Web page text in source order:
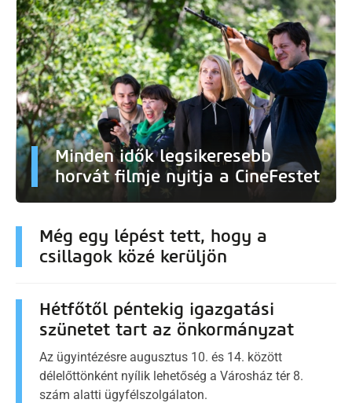
Minden idők legsikeresebb
horvát filmje nyitja a CineFestet
Még egy lépést tett, hogy a
csillagok közé kerüljön
Hétfőtől péntekig igazgatási
szünetet tart az önkormányzat
Az ügyintézésre augusztus 10. és 14. között
délelőttönként nyílik lehetőség a Városház tér 8.
szám alatti ügyfélszolgálaton.